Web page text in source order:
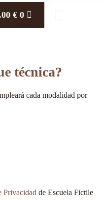
€ 0
técnica?
cada modalidad por
Privacidad de Escuela Fictile